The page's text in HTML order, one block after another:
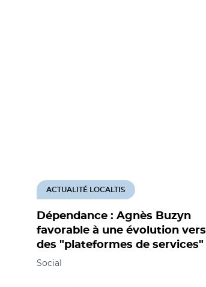
Dépendance : Agnès Buzyn
favorable à une évolution vers
des "plateformes de services"
ACTUALITÉ LOCALTIS
Social